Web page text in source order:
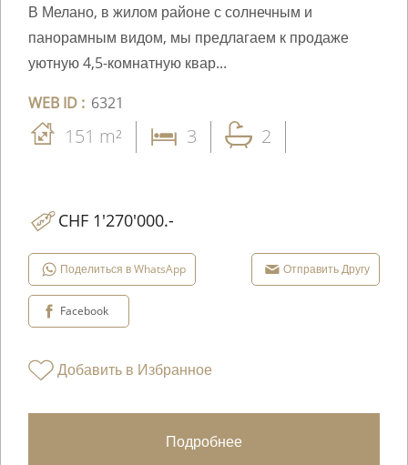
В Мелано, в жилом районе с солнечным и
панорамным видом, мы предлагаем к продаже
уютную 4,5-комнатную квар...
WEB ID : 6321
151 m² 3 2
CHF 1'270'000.-
Поделиться в WhatsApp Отправить Другу
Facebook
Добавить в Избранное
Подробнее